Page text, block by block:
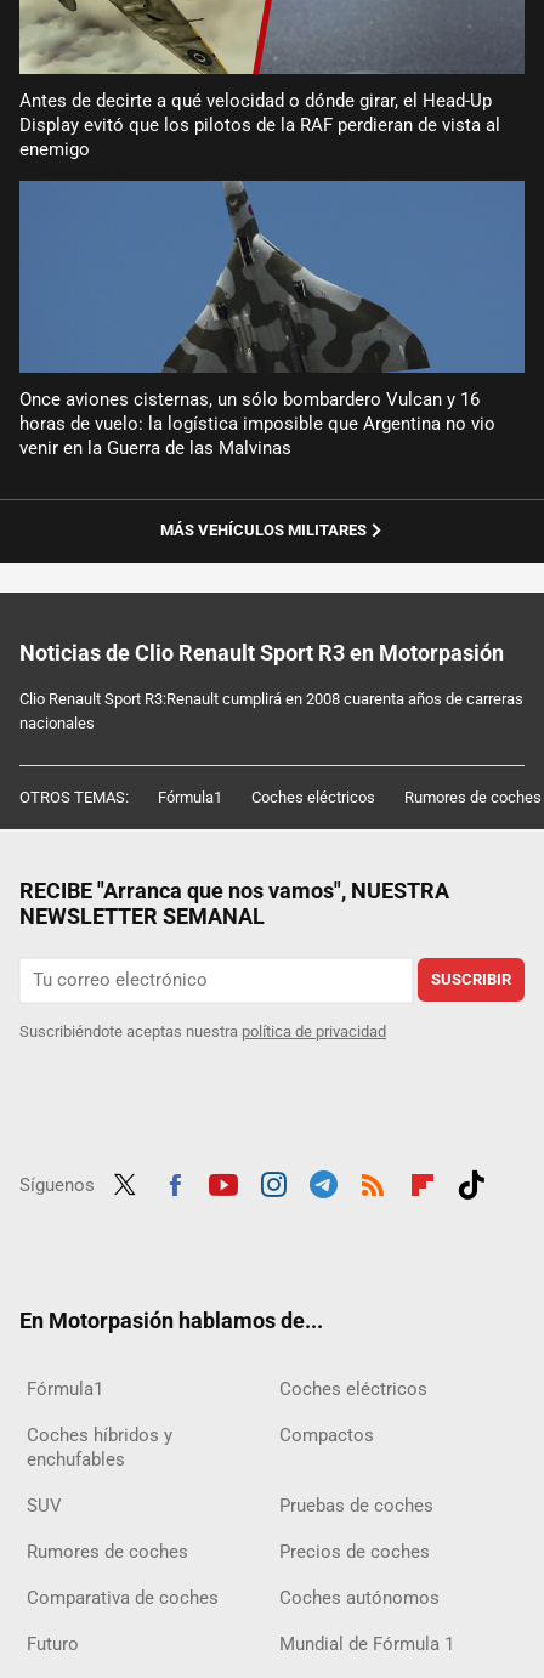
Antes de decirte a qué velocidad o dónde girar, el Head-Up
Display evitó que los pilotos de la RAF perdieran de vista al
enemigo
Once aviones cisternas, un sólo bombardero Vulcan y 16
horas de vuelo: la logística imposible que Argentina no vio
venir en la Guerra de las Malvinas
MÁS VEHÍCULOS MILITARES
Noticias de Clio Renault Sport R3 en Motorpasión
Clio Renault Sport R3:Renault cumplirá en 2008 cuarenta años de carreras
nacionales
OTROS TEMAS: Fórmula1 Coches eléctricos Rumores de coches
RECIBE "Arranca que nos vamos", NUESTRA
NEWSLETTER SEMANAL
SUSCRIBIR
Suscribiéndote aceptas nuestra política de privacidad
Síguenos
En Motorpasión hablamos de...
Fórmula1 Coches eléctricos
Coches híbridos y
enchufables
Compactos
SUV Pruebas de coches
Rumores de coches Precios de coches
Comparativa de coches Coches autónomos
Futuro Mundial de Fórmula 1